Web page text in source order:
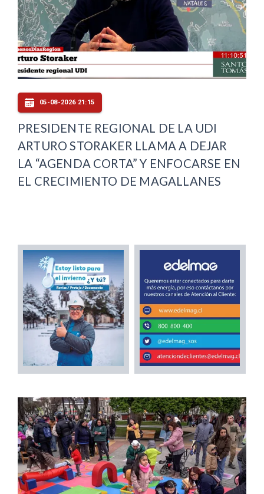
05-08-2026 21:15
PRESIDENTE REGIONAL DE LA UDI
ARTURO STORAKER LLAMA A DEJAR
LA “AGENDA CORTA” Y ENFOCARSE EN
EL CRECIMIENTO DE MAGALLANES